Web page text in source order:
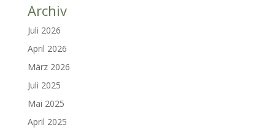
Archiv
Juli 2026
April 2026
März 2026
Juli 2025
Mai 2025
April 2025